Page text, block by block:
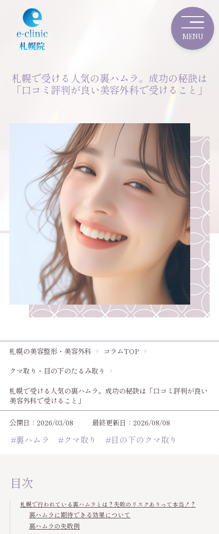
札幌で受ける人気の裏ハムラ。成功の秘訣は
「口コミ評判が良い美容外科で受けること」
札幌の美容整形・美容外科
コラムTOP
クマ取り・目の下のたるみ取り
札幌で受ける人気の裏ハムラ。成功の秘訣は「口コミ評判が良い
美容外科で受けること」
公開日：2026/03/08 最終更新日：2026/08/08
#裏ハムラ #クマ取り #目の下のクマ取り
目次
札幌で行われている裏ハムラとは？失敗のリスクありって本当！？
裏ハムラに期待できる効果について
裏ハムラの失敗例